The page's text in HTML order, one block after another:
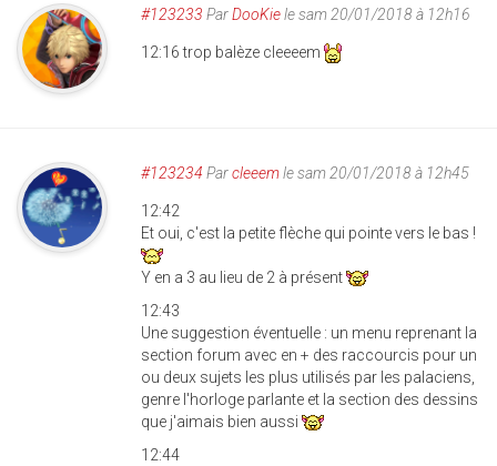
#123233 ParDooKiele sam 20/01/2018 à 12h16
12:16 trop balèze cleeeem
#123234 Parcleeemle sam 20/01/2018 à 12h45
12:42
Et oui, c'est la petite flèche qui pointe vers le bas !
Y en a 3 au lieu de 2 à présent
12:43
Une suggestion éventuelle : un menu reprenant la
section forum avec en + des raccourcis pour un
ou deux sujets les plus utilisés par les palaciens,
genre l'horloge parlante et la section des dessins
que j'aimais bien aussi
12:44